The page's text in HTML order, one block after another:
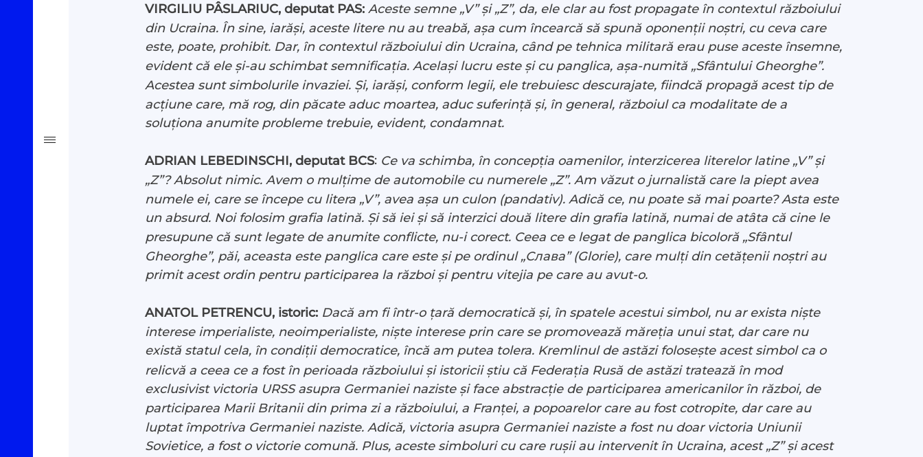
VIRGILIU PÂSLARIUC, deputat PAS: Aceste semne „V” și „Z”, da, ele clar au fost propagate în contextul războiului
din Ucraina. În sine, iarăși, aceste litere nu au treabă, așa cum încearcă să spună oponenții noștri, cu ceva care
este, poate, prohibit. Dar, în contextul războiului din Ucraina, când pe tehnica militară erau puse aceste însemne,
evident că ele și-au schimbat semnificația. Același lucru este și cu panglica, așa-numită „Sfântului Gheorghe”.
Acestea sunt simbolurile invaziei. Și, iarăși, conform legii, ele trebuiesc descurajate, fiindcă propagă acest tip de
acțiune care, mă rog, din păcate aduc moartea, aduc suferință și, în general, războiul ca modalitate de a
soluționa anumite probleme trebuie, evident, condamnat.
ADRIAN LEBEDINSCHI, deputat BCS: Ce va schimba, în concepția oamenilor, interzicerea literelor latine „V” și
„Z”? Absolut nimic. Avem o mulțime de automobile cu numerele „Z”. Am văzut o jurnalistă care la piept avea
numele ei, care se începe cu litera „V”, avea așa un culon (pandativ). Adică ce, nu poate să mai poarte? Asta este
un absurd. Noi folosim grafia latină. Și să iei și să interzici două litere din grafia latină, numai de atâta că cine le
presupune că sunt legate de anumite conflicte, nu-i corect. Ceea ce e legat de panglica bicoloră „Sfântul
Gheorghe”, păi, aceasta este panglica care este și pe ordinul „Слава” (Glorie), care mulți din cetățenii noștri au
primit acest ordin pentru participarea la război și pentru vitejia pe care au avut-o.
ANATOL PETRENCU, istoric: Dacă am fi într-o țară democratică și, în spatele acestui simbol, nu ar exista niște
interese imperialiste, neoimperialiste, niște interese prin care se promovează măreția unui stat, dar care nu
există statul cela, în condiții democratice, încă am putea tolera. Kremlinul de astăzi folosește acest simbol ca o
relicvă a ceea ce a fost în perioada războiului și istoricii știu că Federația Rusă de astăzi tratează în mod
exclusivist victoria URSS asupra Germaniei naziste și face abstracție de participarea americanilor în război, de
participarea Marii Britanii din prima zi a războiului, a Franței, a popoarelor care au fost cotropite, dar care au
luptat împotriva Germaniei naziste. Adică, victoria asupra Germaniei naziste a fost nu doar victoria Uniunii
Sovietice, a fost o victorie comună. Plus, aceste simboluri cu care rușii au intervenit în Ucraina, acest „Z” și acest